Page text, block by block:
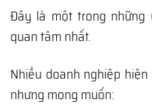
Đây là một trong những
quan tâm nhất.
Nhiều doanh nghiệp
nhưng mong muốn: